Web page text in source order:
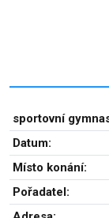
sportovní
Datum:
Místo konání:
Pořadatel: